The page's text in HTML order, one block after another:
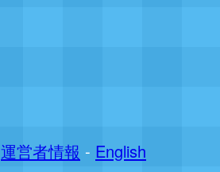
運営者情報 - English